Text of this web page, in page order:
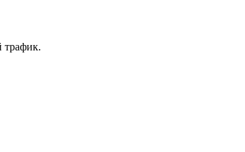
трафик.